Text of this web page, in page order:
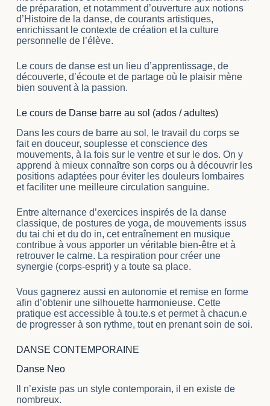
de préparation, et notamment d’ouverture aux notions
d’Histoire de la danse, de courants artistiques,
enrichissant le contexte de création et la culture
personnelle de l’élève.
Le cours de danse est un lieu d’apprentissage, de
découverte, d’écoute et de partage où le plaisir mène
bien souvent à la passion.
Le cours de Danse barre au sol (ados / adultes)
Dans les cours de barre au sol, le travail du corps se
fait en douceur, souplesse et conscience des
mouvements, à la fois sur le ventre et sur le dos. On y
apprend à mieux connaître son corps ou à découvrir les
positions adaptées pour éviter les douleurs lombaires
et faciliter une meilleure circulation sanguine.
Entre alternance d’exercices inspirés de la danse
classique, de postures de yoga, de mouvements issus
du tai chi et du do in, cet entraînement en musique
contribue à vous apporter un véritable bien-être et à
retrouver le calme. La respiration pour créer une
synergie (corps-esprit) y a toute sa place.
Vous gagnerez aussi en autonomie et remise en forme
afin d’obtenir une silhouette harmonieuse. Cette
pratique est accessible à tou.te.s et permet à chacun.e
de progresser à son rythme, tout en prenant soin de soi.
DANSE CONTEMPORAINE
Danse Neo
Il n’existe pas un style contemporain, il en existe de
nombreux.